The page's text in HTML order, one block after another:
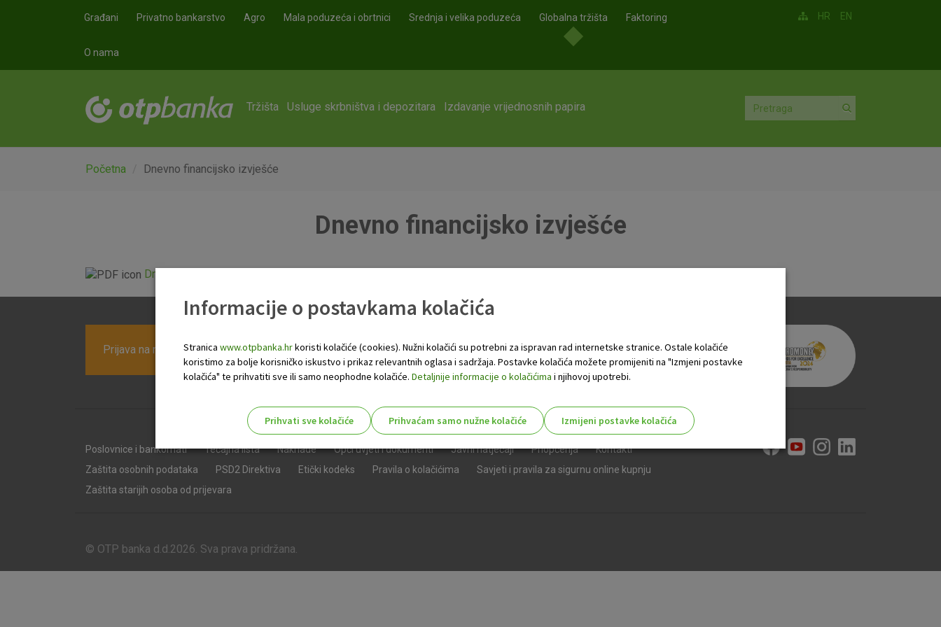
Građani Privatno bankarstvo Agro Mala poduzeća i obrtnici Srednja i velika poduzeća Globalna tržišta Faktoring
O nama
HR EN
Tržišta Usluge skrbništva i depozitara Izdavanje vrijednosnih papira
Početna Dnevno financijsko izvješće
Dnevno financijsko izvješće
Dnevno financijsko izvješće.pdf
Prijava na newsletter OTP banke
Poslovnice i bankomati Tečajna lista Naknade Opći uvjeti i dokumenti Javni natječaji Priopćenja
Kontakti
Zaštita osobnih podataka
PSD2 Direktiva Etički kodeks Pravila o kolačićima
Savjeti i pravila za sigurnu online kupnju
Zaštita starijih osoba od prijevara
© OTP banka d.d.2026. Sva prava pridržana.
Informacije o postavkama kolačića
Stranica www.otpbanka.hrkoristi kolačiće (cookies). Nužni kolačići su potrebni za ispravan rad internetske stranice. Ostale kolačiće
koristimo za bolje korisničko iskustvo i prikaz relevantnih oglasa i sadržaja. Postavke kolačića možete promijeniti na "Izmjeni postavke
kolačića" te prihvatiti sve ili samo neophodne kolačiće. Detaljnije informacije o kolačićima i njihovoj upotrebi.
Prihvati sve kolačiće Prihvaćam samo nužne kolačiće
Izmijeni postavke kolačića